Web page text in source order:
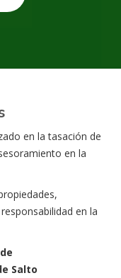
en la tasación de
en la
en la
Salto